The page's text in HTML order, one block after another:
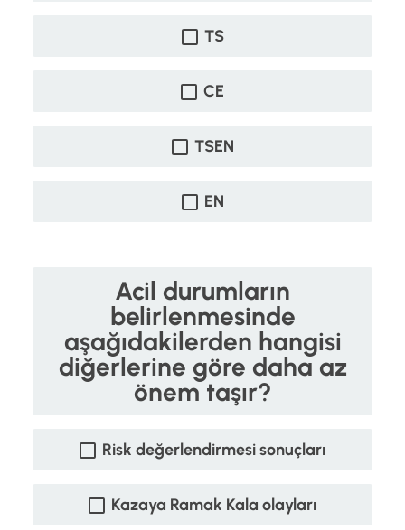
TS
CE
TSEN
EN
Acil durumların
belirlenmesinde
aşağıdakilerden hangisi
diğerlerine göre daha az
önem taşır?
Risk değerlendirmesi sonuçları
Kazaya Ramak Kala olayları